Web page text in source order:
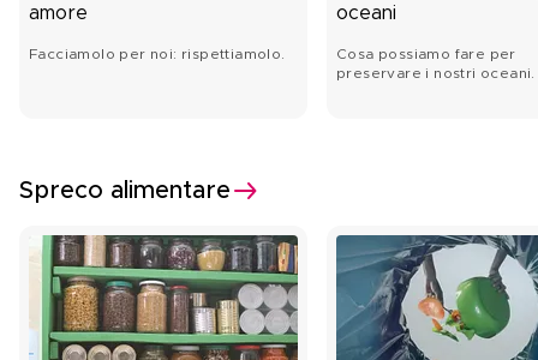
amore
Facciamolo per noi: rispettiamolo.
oceani
Cosa possiamo fare per
preservare i nostri oceani.
Spreco alimentare